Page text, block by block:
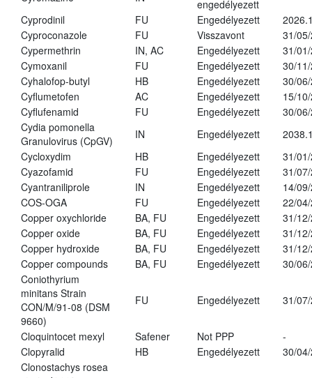
engedélyezett
Cyprodinil
FU Engedélyezett
Cyproconazole
FU Visszavont
31/
Cypermethrin
IN, AC Engedélyezett
31/
Cymoxanil
FU Engedélyezett
30/
Cyhalofop-butyl
HB Engedélyezett
30/
Cyflumetofen
AC Engedélyezett
15/
Cyflufenamid
FU Engedélyezett
30/
Cydia pomonella
Granulovirus (CpGV)
IN Engedélyezett
Cycloxydim
HB Engedélyezett
31/
Cyazofamid
FU Engedélyezett
31/
Cyantraniliprole
IN Engedélyezett
14/
COS-OGA
FU Engedélyezett
22/
Copper oxychloride
BA, FU Engedélyezett
31/
Copper oxide
BA, FU Engedélyezett
31/
Copper hydroxide
BA, FU Engedélyezett
31/
Copper compounds
BA, FU Engedélyezett
30/
Coniothyrium
minitans Strain
CON/M/91-08 (DSM
9660)
FU Engedélyezett 31/
Cloquintocet mexyl Safener Not PPP
-
Clopyralid
HB Engedélyezett
30/
Clonostachys rosea